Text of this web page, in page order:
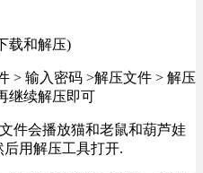
载和解压)
> 输入密码 >解压文件 > 解压
继续解压即可
件会播放猫和老鼠和葫芦娃
后用解压工具打开.